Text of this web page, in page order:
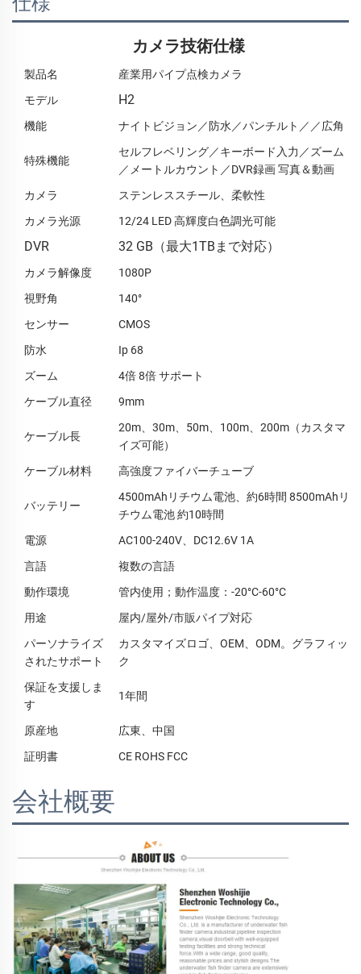
カメラ技術仕様
製品名
産業用パイプ点検カメラ
モデル
H2
機能 ナイトビジョン／防水／パンチルト／／広角
特殊機能
セルフレベリング／キーボード入力／ズーム
／メートルカウント／DVR録画 写真＆動画
カメラ
ステンレススチール、柔軟性
カメラ光源
12/24 LED 高輝度白色調光可能
DVR 32 GB（最大1TBまで対応）
カメラ解像度
1080P
視野角
140°
センサー
CMOS
防水
Ip 68
ズーム
4倍 8倍 サポート
ケーブル直径
9mm
ケーブル長
20m、30m、50m、100m、200m（カスタマ
イズ可能）
ケーブル材料
高強度ファイバーチューブ
バッテリー
4500mAhリチウム電池、約6時間 8500mAhリ
チウム電池 約10時間
電源
AC100-240V、DC12.6V 1A
言語
複数の言語
動作環境
管内使用；動作温度：-20°C-60°C
用途
屋内/屋外/市販パイプ対応
パーソナライズ
されたサポート
カスタマイズロゴ、OEM、ODM。グラフィッ
ク
保証を支援しま
す
1年間
原産地
広東、中国
証明書
CE ROHS FCC
会社概要